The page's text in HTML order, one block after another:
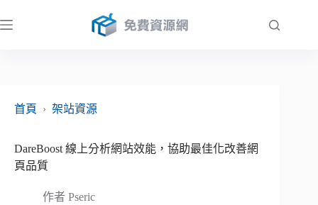
至
首頁
› 架站資源
DareBoost 線上分析網站效能，協助最佳化改善網
頁品質
作者 Pseric